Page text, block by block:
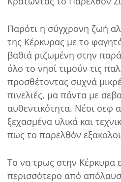
Παρότι η σύγχρονη ζωή
της Κέρκυρας με το
βαθιά ριζωμένη στην
όλο το νησί τιμούν τις
προσθέτοντας συχνά
πινελιές, μα πάντα με
αυθεντικότητα. Νέοι σεφ
ξεχασμένα υλικά και
πως το παρελθόν
Το να τρως στην Κέρκυρα
περισσότερο από